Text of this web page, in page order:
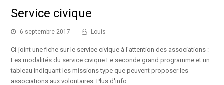
Service civique
6 septembre 2017 Louis
Ci-joint une fiche sur le service civique à l'attention des associations :
Les modalités du service civique Le seconde grand programme et un
tableau indiquant les missions type que peuvent proposer les
associations aux volontaires. Plus d'info